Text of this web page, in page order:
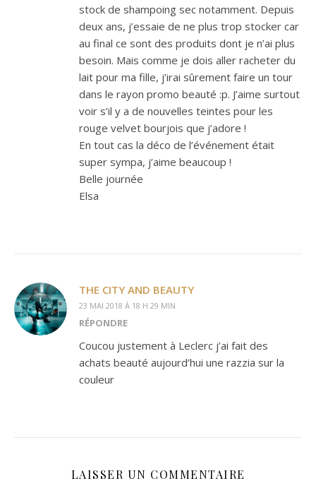
stock de shampoing sec notamment. Depuis
deux ans, j’essaie de ne plus trop stocker car
au final ce sont des produits dont je n’ai plus
besoin. Mais comme je dois aller racheter du
lait pour ma fille, j’irai sûrement faire un tour
dans le rayon promo beauté :p. J’aime surtout
voir s’il y a de nouvelles teintes pour les
rouge velvet bourjois que j’adore !
En tout cas la déco de l’événement était
super sympa, j’aime beaucoup !
Belle journée
Elsa
THE CITY AND BEAUTY
23 MAI 2018 À 18 H 29 MIN
RÉPONDRE
Coucou justement à Leclerc j’ai fait des
achats beauté aujourd’hui une razzia sur la
couleur
LAISSER UN COMMENTAIRE